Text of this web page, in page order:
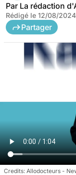
Par La rédaction
Rédigé le 12/08/2024
Partager
Allodocteurs -